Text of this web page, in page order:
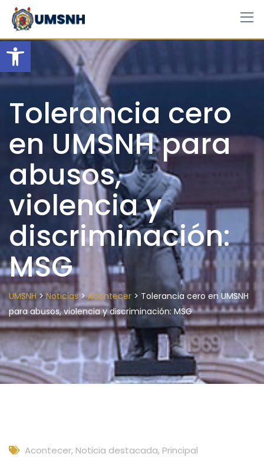
Open toolbar
Skip
content
Tolerancia cero
en UMSNH para
abusos,
violencia y
discriminación:
MSG
UMSNH>Noticias>Acontecer > Tolerancia cero en UMSNH
para abusos, violencia y discriminación: MSG
Acontecer, Noticia destacada, Principal